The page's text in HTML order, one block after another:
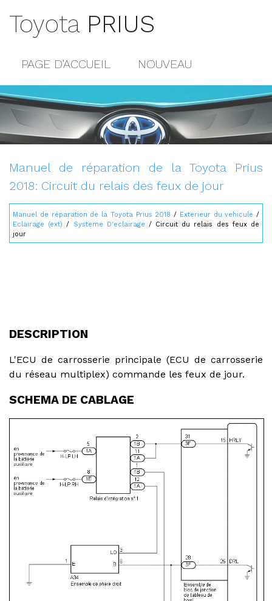
Toyota PRIUS
PAGE D'ACCUEIL NOUVEAU
POPULAIRE
CONTACTS
Manuel de réparation de la Toyota Prius
2018: Circuit du relais des feux de jour
Manuel de réparation de la Toyota Prius 2018 / Exterieur du vehicule /
Eclairage (ext) / Systeme D'eclairage / Circuit du relais des feux de
jour
DESCRIPTION
L'ECU de carrosserie principale (ECU de carrosserie
du réseau multiplex) commande les feux de jour.
SCHEMA DE CABLAGE